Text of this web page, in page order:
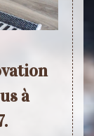
à
de
Les